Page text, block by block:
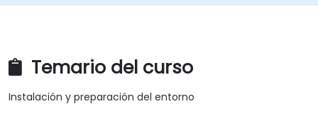
Temario del curso
Instalación y preparación del entorno